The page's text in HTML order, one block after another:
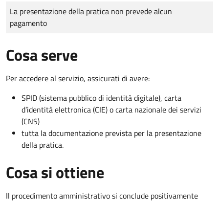
Tipo di pagamento
Importo
La presentazione della pratica non prevede alcun
pagamento
Cosa serve
Per accedere al servizio, assicurati di avere:
SPID (sistema pubblico di identità digitale), carta
d’identità elettronica (CIE) o carta nazionale dei servizi
(CNS)
tutta la documentazione prevista per la presentazione
della pratica.
Cosa si ottiene
Il procedimento amministrativo si conclude positivamente